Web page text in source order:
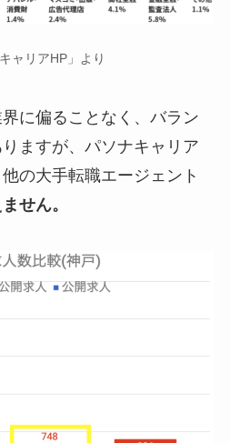
ャリアHP」より
に偏ることなく、バラン
ますが、パソナキャリア
の大手転職エージェント
せん。